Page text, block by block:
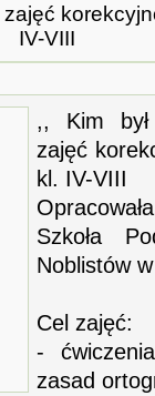
zajęć
IV-VIII
,, Kim był
zajęć
kl. IV-VIII
Szkoła
Noblistów
Cel zajęć:
-
zasad